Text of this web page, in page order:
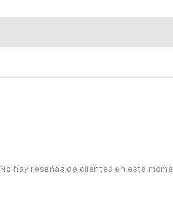
No hay reseñas de clientes en este